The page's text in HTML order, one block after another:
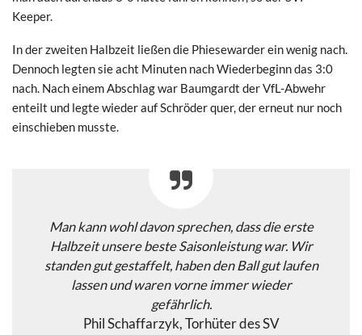
Keeper.
In der zweiten Halbzeit ließen die Phiesewarder ein wenig nach.
Dennoch legten sie acht Minuten nach Wiederbeginn das 3:0
nach. Nach einem Abschlag war Baumgardt der VfL-Abwehr
enteilt und legte wieder auf Schröder quer, der erneut nur noch
einschieben musste.
Man kann wohl davon sprechen, dass die erste
Halbzeit unsere beste Saisonleistung war. Wir
standen gut gestaffelt, haben den Ball gut laufen
lassen und waren vorne immer wieder
gefährlich.
Phil Schaffarzyk, Torhüter des SV